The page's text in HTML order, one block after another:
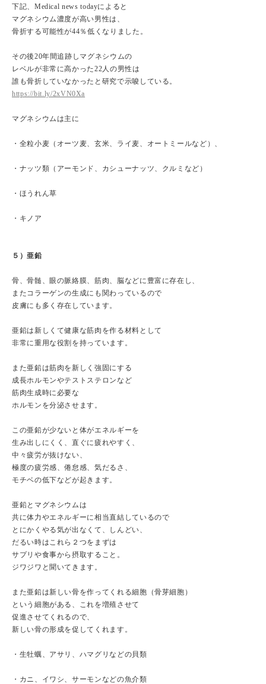
下記、Medical news todayによると
マグネシウム濃度が高い男性は、
骨折する可能性が44％低くなりました。
その後20年間追跡しマグネシウムの
レベルが非常に高かった22人の男性は
誰も骨折していなかったと研究で示唆している。
https://bit.ly/2xVN0Xa
マグネシウムは主に
・全粒小麦（オーツ麦、玄米、ライ麦、オートミールなど）、
・ナッツ類（アーモンド、カシューナッツ、クルミなど）
・ほうれん草
・キノア
５）亜鉛
骨、骨髄、眼の脈絡膜、筋肉、脳などに豊富に存在し、
またコラーゲンの生成にも関わっているので
皮膚にも多く存在しています。
亜鉛は新しくて健康な筋肉を作る材料として
非常に重用な役割を持っています。
また亜鉛は筋肉を新しく強固にする
成長ホルモンやテストステロンなど
筋肉生成時に必要な
ホルモンを分泌させます。
この亜鉛が少ないと体がエネルギーを
生み出しにくく、直ぐに疲れやすく、
中々疲労が抜けない、
極度の疲労感、倦怠感、気だるさ、
モチベの低下などが起きます。
亜鉛とマグネシウムは
共に体力やエネルギーに相当直結しているので
とにかくやる気が出なくて、しんどい、
だるい時はこれら２つをまずは
サプリや食事から摂取すること。
ジワジワと聞いてきます。
また亜鉛は新しい骨を作ってくれる細胞（骨芽細胞）
という細胞がある、これを増殖させて
促進させてくれるので、
新しい骨の形成を促してくれます。
・生牡蠣、アサリ、ハマグリなどの貝類
・カニ、イワシ、サーモンなどの魚介類